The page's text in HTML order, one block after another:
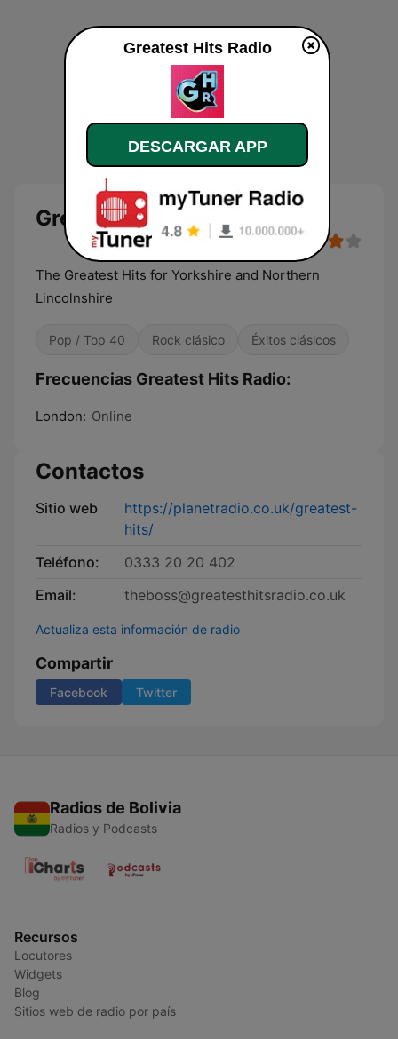
Greatest Hits Radio
The Greatest Hits for Yorkshire and Northern
Lincolnshire
Pop / Top 40 Rock clásico Éxitos clásicos
Frecuencias Greatest Hits Radio:
London: Online
Contactos
Sitio web
https://planetradio.co.uk/greatest-
hits/
Teléfono:
0333 20 20 402
Email:
theboss@greatesthitsradio.co.uk
Actualiza esta información de radio
Compartir
Facebook Twitter
Radios de Bolivia
Radios y Podcasts
Recursos
Locutores
Widgets
Blog
Sitios web de radio por país
Greatest Hits Radio
DESCARGAR APP